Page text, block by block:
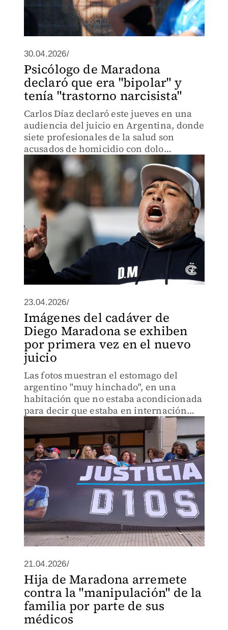
30.04.2026/
Psicólogo de Maradona
declaró que era "bipolar" y
tenía "trastorno narcisista"
Carlos Díaz declaró este jueves en una
audiencia del juicio en Argentina, donde
siete profesionales de la salud son
acusados de homicidio con dolo
eventual.
23.04.2026/
Imágenes del cadáver de
Diego Maradona se exhiben
por primera vez en el nuevo
juicio
Las fotos muestran el estomago del
argentino "muy hinchado", en una
habitación que no estaba acondicionada
para decir que estaba en internación
21.04.2026/
Hija de Maradona arremete
contra la "manipulación" de la
familia por parte de sus
médicos